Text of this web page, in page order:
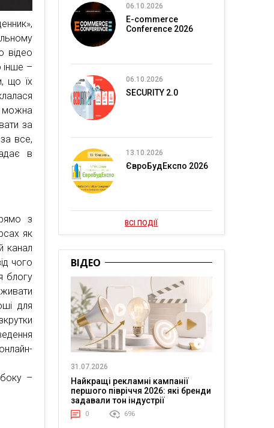
відео
інше –
що їх
можна
за
все,
в
з
як
канал
чого
блогу
для
–
06.10.2026
E-commerce
Conference 2026
06.10.2026
SECURITY 2.0
13.10.2026
ЄвроБудЕкспо 2026
ВСІ ПОДІЇ
ВІДЕО
31.07.2026
Найкращі рекламні кампанії
першого півріччя 2026: які бренди
задавали тон індустрії
0 696